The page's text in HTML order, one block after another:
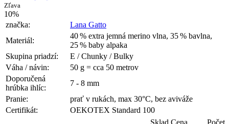
Zľava
10%
značka:
Lana Gatto
Materiál:
40 % extra jemná merino vlna, 35 % bavlna,
25 % baby alpaka
Skupina priadzí:
E / Chunky / Bulky
Váha / návin:
50 g = cca 50 metrov
Doporučená
hrúbka ihlíc:
7 - 8 mm
Pranie:
prať v rukách, max 30°C, bez aviváže
Certifikát:
OEKOTEX Standard 100